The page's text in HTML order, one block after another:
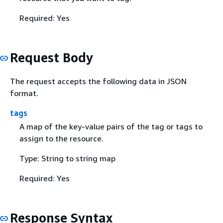
Required: Yes
Request Body
The request accepts the following data in JSON
format.
tags
A map of the key-value pairs of the tag or tags to
assign to the resource.
Type: String to string map
Required: Yes
Response Syntax